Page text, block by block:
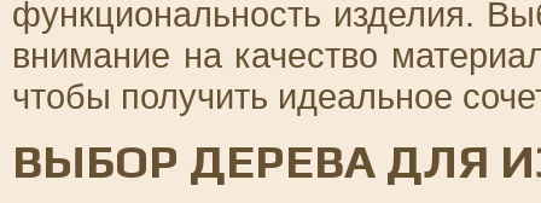
функциональность изделия.
внимание на качество
чтобы получить идеальное
ВЫБОР ДЕРЕВА ДЛЯ